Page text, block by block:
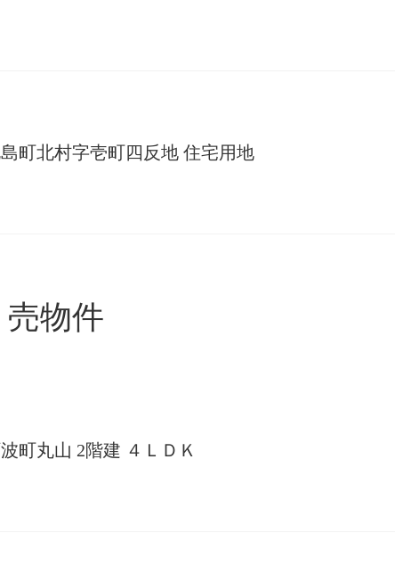
町北村字壱町四反地 住宅用地
物件
町丸山 2階建 ４ＬＤＫ